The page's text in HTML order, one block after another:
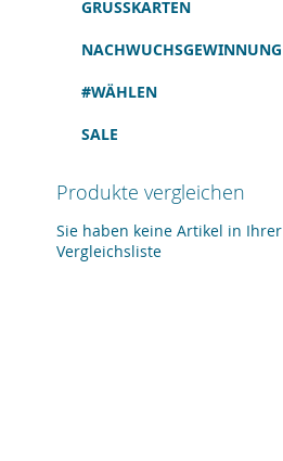
GRUSSKARTEN
NACHWUCHSGEWINNUNG
#WÄHLEN
SALE
Produkte vergleichen
Sie haben keine Artikel in Ihrer
Vergleichsliste